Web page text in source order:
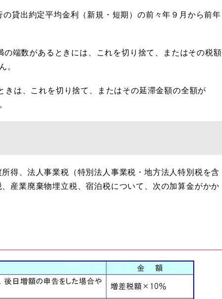
貸出約定平均金利（新規・短期）の前々年９月から前年
端数があるときには、これを切り捨て、またはその税額
。
は、これを切り捨て、またはその延滞金額の全額が
得、法人事業税（特別法人事業税・地方法人特別税を含
産業廃棄物埋立税、宿泊税について、次の加算金がかか